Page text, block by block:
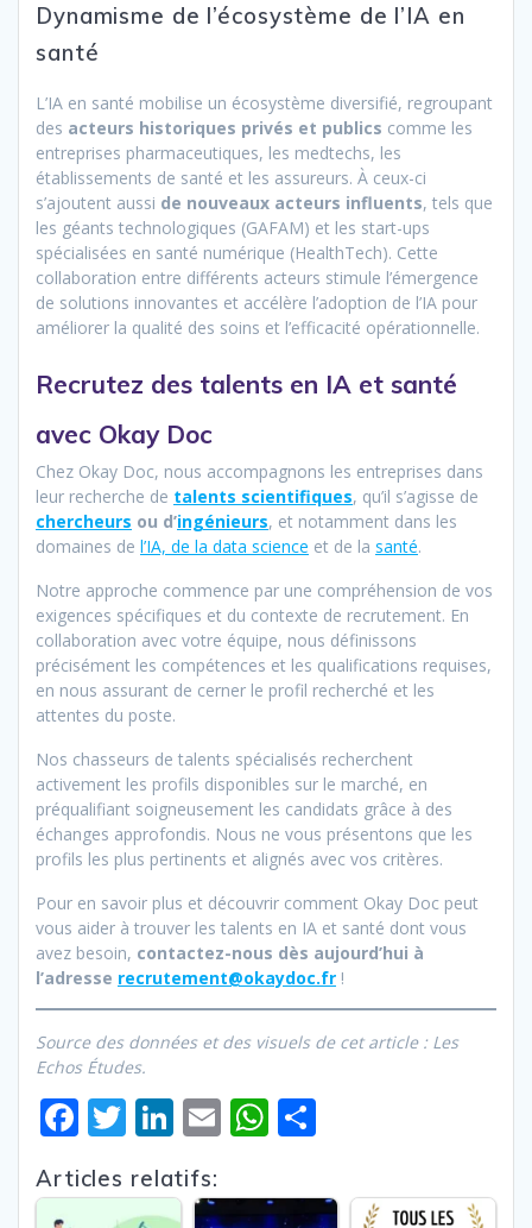
Dynamisme de l’écosystème de l’IA en
santé
L’IA en santé mobilise un écosystème diversifié, regroupant
des acteurs historiques privés et publics comme les
entreprises pharmaceutiques, les medtechs, les
établissements de santé et les assureurs. À ceux-ci
s’ajoutent aussi de nouveaux acteurs influents, tels que
les géants technologiques (GAFAM) et les start-ups
spécialisées en santé numérique (HealthTech). Cette
collaboration entre différents acteurs stimule l’émergence
de solutions innovantes et accélère l’adoption de l’IA pour
améliorer la qualité des soins et l’efficacité opérationnelle.
Recrutez des talents en IA et santé
avec Okay Doc
Chez Okay Doc, nous accompagnons les entreprises dans
leur recherche de talents scientifiques, qu’il s’agisse de
chercheurs ou d’ingénieurs, et notamment dans les
domaines de l’IA, de la data science et de la santé.
Notre approche commence par une compréhension de vos
exigences spécifiques et du contexte de recrutement. En
collaboration avec votre équipe, nous définissons
précisément les compétences et les qualifications requises,
en nous assurant de cerner le profil recherché et les
attentes du poste.
Nos chasseurs de talents spécialisés recherchent
activement les profils disponibles sur le marché, en
préqualifiant soigneusement les candidats grâce à des
échanges approfondis. Nous ne vous présentons que les
profils les plus pertinents et alignés avec vos critères.
Pour en savoir plus et découvrir comment Okay Doc peut
vous aider à trouver les talents en IA et santé dont vous
avez besoin, contactez-nous dès aujourd’hui à
l’adresse recrutement@okaydoc.fr !
Source des données et des visuels de cet article : Les
Echos Études.
F
e
T
itt
Li
k
E
ai
W
at ta
Articles relatifs: